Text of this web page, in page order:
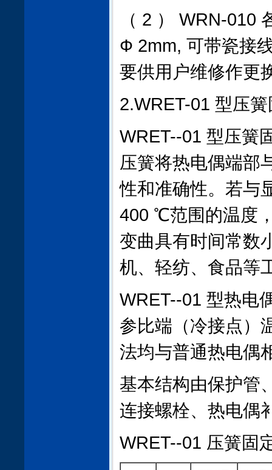
（ 2 ） WRN-010
Ф 2mm, 可带瓷接
要供用户维修作更
2.WRET-01 型压
WRET--01 型压簧
压簧将热电偶端部
性和准确性。若与
400 ℃范围的温度
变曲具有时间常数
机、轻纺、食品等
WRET--01 型热电
参比端（冷接点）
法均与普通热电偶
基本结构由保护管
连接螺栓、热电偶
WRET--01 压簧固